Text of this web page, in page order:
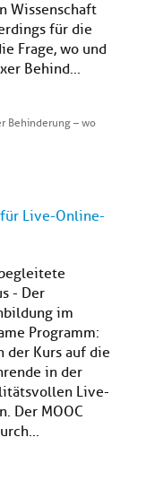
Wissenschaft
für die
Frage, wo und
Behind...
Behinderung – wo
Live-Online-
- Der
im
Programm:
der Kurs auf die
in der
Live-
Der MOOC